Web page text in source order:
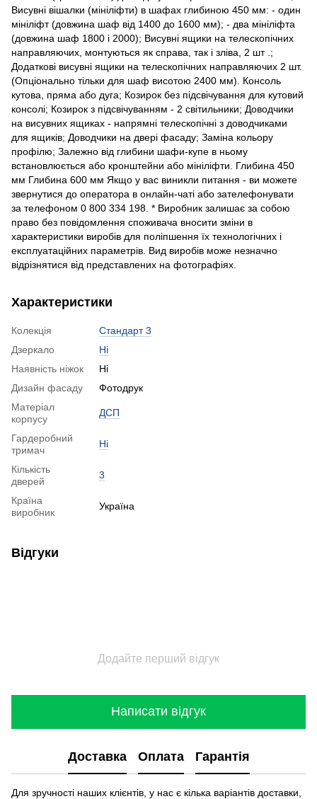
Висувні вішалки (мініліфти) в шафах глибиною 450 мм: - один
мініліфт (довжина шаф від 1400 до 1600 мм); - два мініліфта
(довжина шаф 1800 і 2000); Висувні ящики на телескопічних
направляючих, монтуються як справа, так і зліва, 2 шт .;
Додаткові висувні ящики на телескопічних направляючих 2 шт.
(Опціонально тільки для шаф висотою 2400 мм). Консоль
кутова, пряма або дуга; Козирок без підсвічування для кутовий
консолі; Козирок з підсвічуванням - 2 світильники; Доводчики
на висувних ящиках - напрямні телескопічні з доводчиками
для ящиків; Доводчики на двері фасаду; Заміна кольору
профілю; Залежно від глибини шафи-купе в ньому
встановлюється або кронштейни або мініліфти. Глибина 450
мм Глибина 600 мм Якщо у вас виникли питання - ви можете
звернутися до оператора в онлайн-чаті або зателефонувати
за телефоном 0 800 334 198. * Виробник залишає за собою
право без повідомлення споживача вносити зміни в
характеристики виробів для поліпшення їх технологічних і
експлуатаційних параметрів. Вид виробів може незначно
відрізнятися від представлених на фотографіях.
Характеристики
Колекція
Стандарт 3
Дзеркало
Ні
Наявність ніжок
Ні
Дизайн фасаду
Фотодрук
Матеріал
корпусу
ДСП
Гардеробний
тримач
Ні
Кількість
дверей
3
Країна
виробник
Україна
Відгуки
Додайте перший відгук
Написати відгук
Доставка Оплата Гарантія
Для зручності наших клієнтів, у нас є кілька варіантів доставки,